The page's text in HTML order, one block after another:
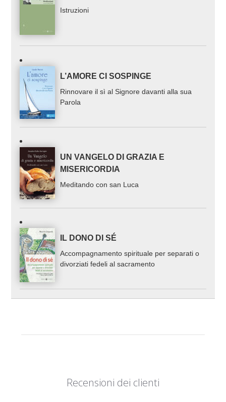
Istruzioni
L’AMORE CI SOSPINGE
Rinnovare il sì al Signore davanti alla sua
Parola
UN VANGELO DI GRAZIA E
MISERICORDIA
Meditando con san Luca
IL DONO DI SÉ
Accompagnamento spirituale per separati o
divorziati fedeli al sacramento
Recensioni dei clienti